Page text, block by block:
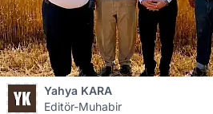
Yahya KARA
Editör-Muhabir